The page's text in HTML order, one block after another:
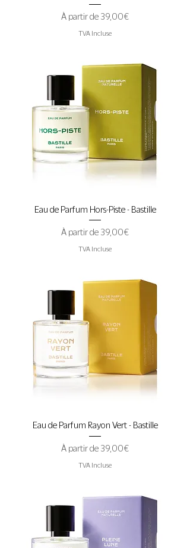
À partir de 39,00 €
Prix promotionnel
TVA Incluse
Eau de Parfum Hors-Piste - Bastille
À partir de 39,00 €
Prix promotionnel
TVA Incluse
Eau de Parfum Rayon Vert - Bastille
À partir de 39,00 €
Prix promotionnel
TVA Incluse